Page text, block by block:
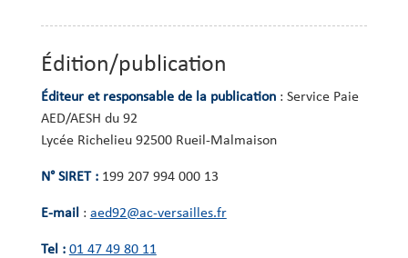
Édition/publication
Éditeur et responsable de la publication: Service Paie
AED/AESH du 92
Lycée Richelieu 92500 Rueil-Malmaison
N° SIRET : 199 207 994 000 13
E-mail: aed92@ac-versailles.fr
Tel : 01 47 49 80 11